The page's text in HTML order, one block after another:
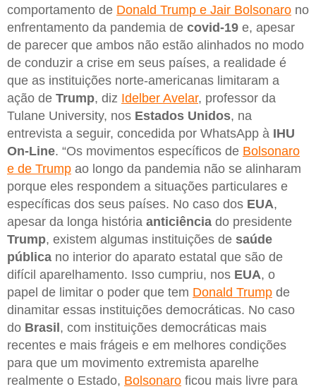
comportamento de Donald Trump e Jair Bolsonaro no
enfrentamento da pandemia de covid-19 e, apesar
de parecer que ambos não estão alinhados no modo
de conduzir a crise em seus países, a realidade é
que as instituições norte-americanas limitaram a
ação de Trump, diz Idelber Avelar, professor da
Tulane University, nos Estados Unidos, na
entrevista a seguir, concedida por WhatsApp à IHU
On-Line. “Os movimentos específicos de Bolsonaro
e de Trump ao longo da pandemia não se alinharam
porque eles respondem a situações particulares e
específicas dos seus países. No caso dos EUA,
apesar da longa história anticiência do presidente
Trump, existem algumas instituições de saúde
pública no interior do aparato estatal que são de
difícil aparelhamento. Isso cumpriu, nos EUA, o
papel de limitar o poder que tem Donald Trump de
dinamitar essas instituições democráticas. No caso
do Brasil , com instituições democráticas mais
recentes e mais frágeis e em melhores condições
para que um movimento extremista aparelhe
realmente o Estado, Bolsonaro ficou mais livre para